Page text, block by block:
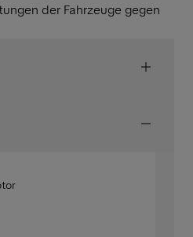
der Fahrzeuge gegen